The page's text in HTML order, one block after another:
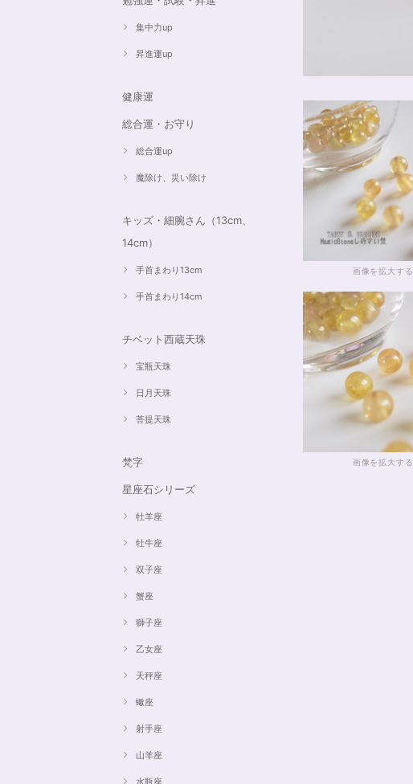
集中力up
昇進運up
健康運
総合運・お守り
総合運up
魔除け、災い除け
キッズ・細腕さん（13cm、
14cm）
手首まわり13cm
手首まわり14cm
チベット西蔵天珠
宝瓶天珠
日月天珠
菩提天珠
梵字
星座石シリーズ
牡羊座
牡牛座
双子座
蟹座
獅子座
乙女座
天秤座
蠍座
射手座
山羊座
水瓶座
画像を拡大する
画像を拡大する